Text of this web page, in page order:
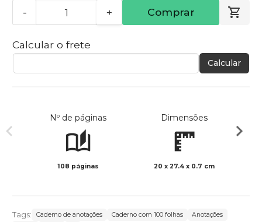
- + Comprar
Calcular o frete
Calcular
Nº de páginas
108 páginas
Dimensões
20 x 27.4 x 0.7 cm
Tags: Caderno de anotações Caderno com 100 folhas
Anotações